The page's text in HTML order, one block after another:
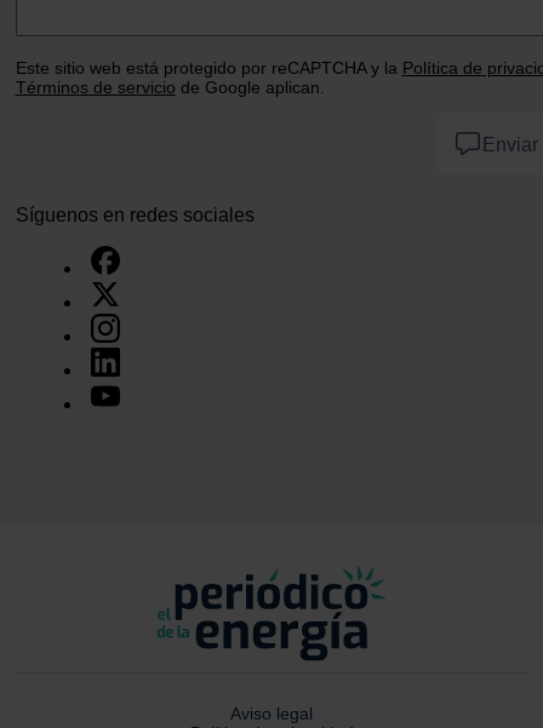
Este sitio web está protegido por reCAPTCHA y la Política de
Términos de servicio de Google aplican.
Síguenos en redes sociales
Aviso legal